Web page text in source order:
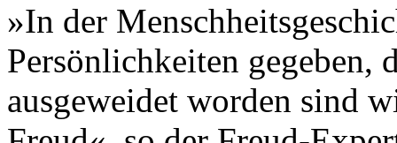
»In der
Persönlichkeiten
ausgeweidet worden sind